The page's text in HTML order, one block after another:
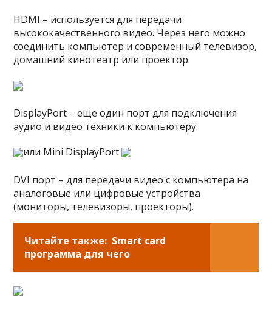
HDMI – используется для передачи
высококачественного видео. Через него можно
соединить компьютер и современный телевизор,
домашний кинотеатр или проектор.
DisplayPort – еще один порт для подключения
аудио и видео техники к компьютеру.
или Mini DisplayPort
DVI порт – для передачи видео с компьютера на
аналоговые или цифровые устройства
(мониторы, телевизоры, проекторы).
Читайте также: Smart card
программа для чего